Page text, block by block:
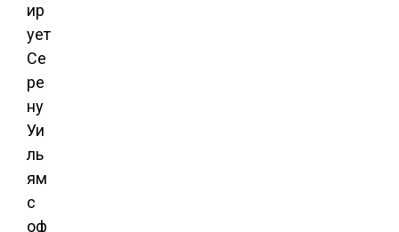
ир
ует
Се
ре
ну
Уи
ль
ям
с
оф